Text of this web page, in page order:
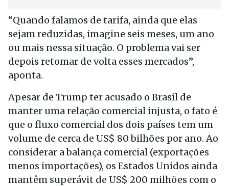
“Quando falamos de tarifa, ainda que elas
sejam reduzidas, imagine seis meses, um ano
ou mais nessa situação. O problema vai ser
depois retomar de volta esses mercados”,
aponta.
Apesar de Trump ter acusado o Brasil de
manter uma relação comercial injusta, o fato é
que o fluxo comercial dos dois países tem um
volume de cerca de US$ 80 bilhões por ano. Ao
considerar a balança comercial (exportações
menos importações), os Estados Unidos ainda
mantêm superávit de US$ 200 milhões com o